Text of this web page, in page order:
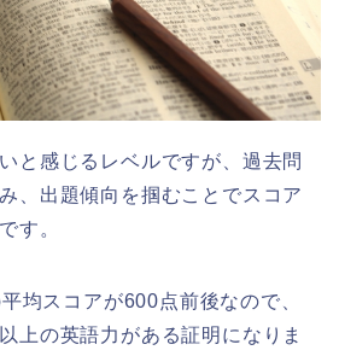
と感じるレベルですが、過去問
、出題傾向を掴むことでスコア
す。
均スコアが600点前後なので、
上の英語力がある証明になりま